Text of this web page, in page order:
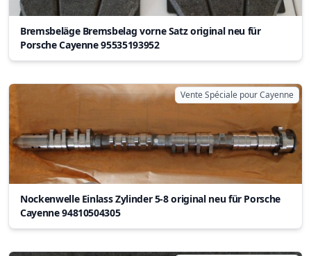
Bremsbeläge Bremsbelag vorne Satz original neu für
Porsche Cayenne 95535193952
Vente Spéciale pour Cayenne
Nockenwelle Einlass Zylinder 5-8 original neu für Porsche
Cayenne 94810504305